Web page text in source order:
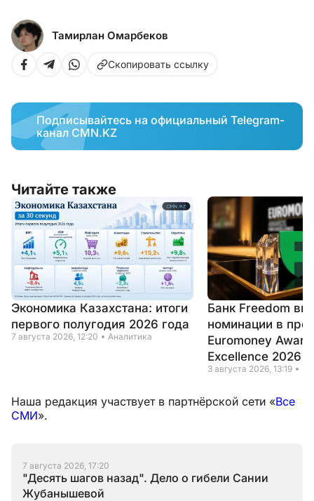
Тамирлан Омарбеков
Скопировать ссылку
Подписывайтесь на официальный Telegram-
канал CMN.KZ
Читайте также
Экономика Казахстана: итоги
первого полугодия 2026 года
7 августа 2026, 12:20 Аналитика
Банк Freedom
номинации в
Euromoney
Excellence 2026
3 августа 2026, 13:19
Наша редакция участвует в партнёрской сети «Все
СМИ».
7 августа 2026, 17:20
"Десять шагов назад". Дело о гибели Сании
Жубанышевой